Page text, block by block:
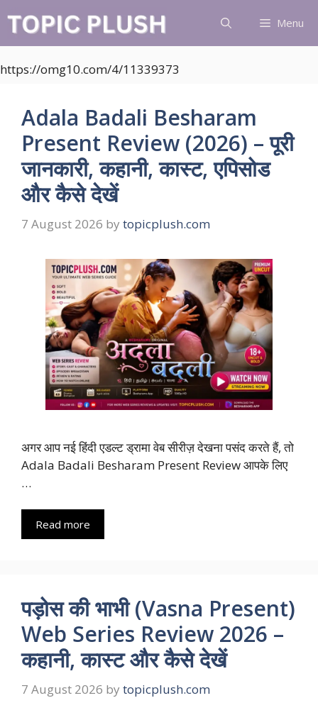
content
Menu
https://omg10.com/4/11339373
Adala Badali Besharam
Present Review (2026) – पूरी
जानकारी, कहानी, कास्ट, एपिसोड
और कैसे देखें
7 August 2026 by topicplush.com
अगर आप नई हिंदी एडल्ट ड्रामा वेब सीरीज़ देखना पसंद करते हैं, तो
Adala Badali Besharam Present Review आपके लिए
…
Read more
पड़ोस की भाभी (Vasna Present)
Web Series Review 2026 –
कहानी, कास्ट और कैसे देखें
7 August 2026 by topicplush.com